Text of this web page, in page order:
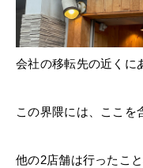
会社の移転先の近くに
この界隈には、ここを
他の2店舗は行ったこ